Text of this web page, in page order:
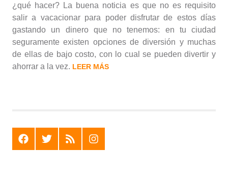
¿qué hacer? La buena noticia es que no es requisito
salir a vacacionar para poder disfrutar de estos días
gastando un dinero que no tenemos: en tu ciudad
seguramente existen opciones de diversión y muchas
de ellas de bajo costo, con lo cual se pueden divertir y
ahorrar a la vez. LEER MÁS
F T R I